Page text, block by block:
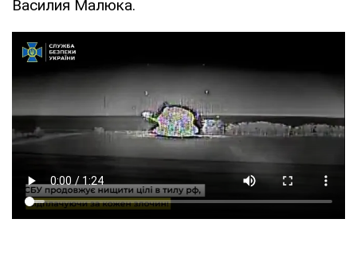
Василия Малюка.